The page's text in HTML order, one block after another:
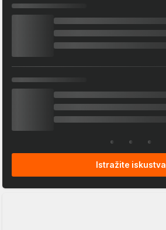
Istražite iskustva